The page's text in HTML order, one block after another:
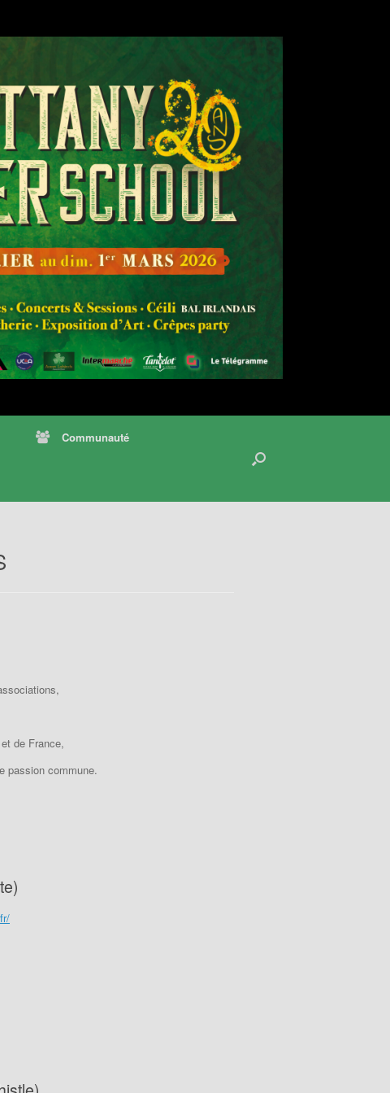
Communauté
de France,
passion commune.